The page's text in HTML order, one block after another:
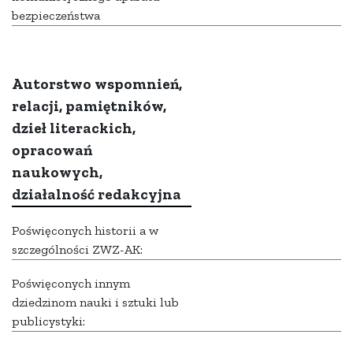
bezpieczeństwa
Autorstwo wspomnień,
relacji, pamiętników,
dzieł literackich,
opracowań
naukowych,
działalność redakcyjna
Poświęconych historii a w
szczególności ZWZ-AK:
Poświęconych innym
dziedzinom nauki i sztuki lub
publicystyki: